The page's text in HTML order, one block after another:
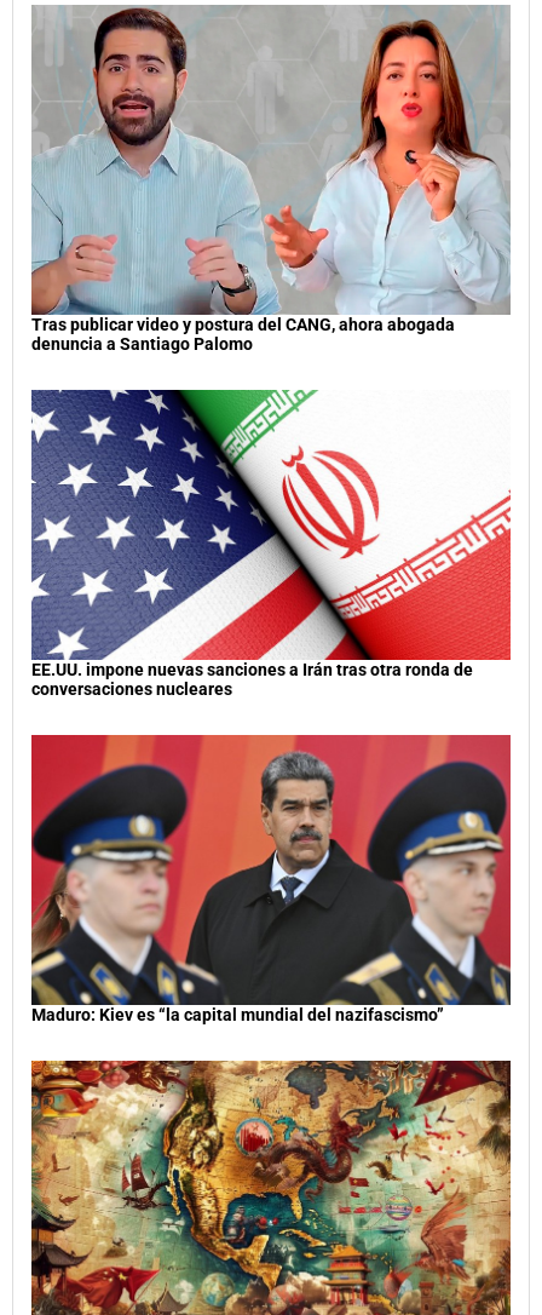
Tras publicar video y postura del CANG, ahora abogada
denuncia a Santiago Palomo
EE.UU. impone nuevas sanciones a Irán tras otra ronda de
conversaciones nucleares
Maduro: Kiev es “la capital mundial del nazifascismo”